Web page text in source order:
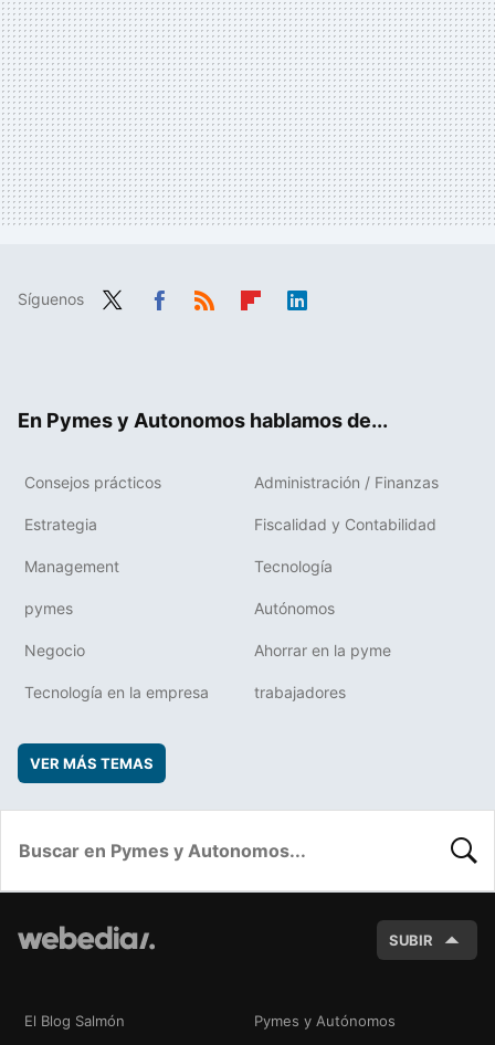
Síguenos
En Pymes y Autonomos hablamos de...
Consejos prácticos Administración / Finanzas
Estrategia Fiscalidad y Contabilidad
Management Tecnología
pymes Autónomos
Negocio Ahorrar en la pyme
Tecnología en la empresa trabajadores
VER MÁS TEMAS
SUBIR
El Blog Salmón Pymes y Autónomos